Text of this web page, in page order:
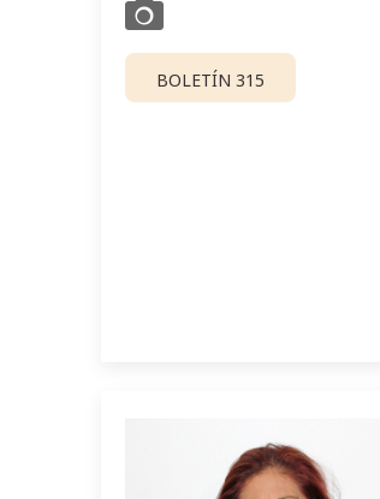
BOLETÍN 315